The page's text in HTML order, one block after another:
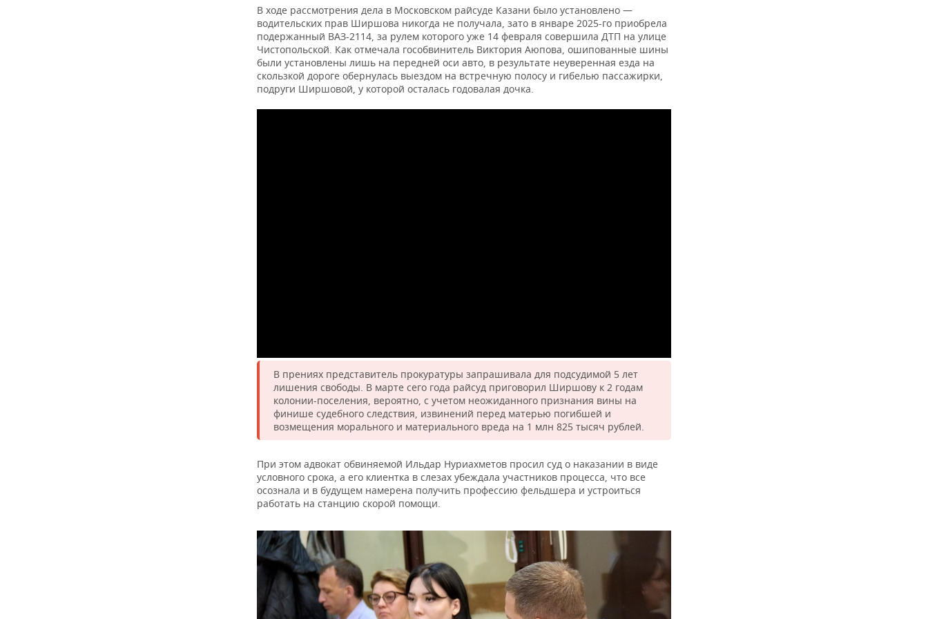
В ходе рассмотрения дела в Московском райсуде Казани было установлено —
водительских прав Ширшова никогда не получала, зато в январе 2025-го приобрела
подержанный ВАЗ-2114, за рулем которого уже 14 февраля совершила ДТП на улице
Чистопольской. Как отмечала гособвинитель Виктория Аюпова, ошипованные шины
были установлены лишь на передней оси авто, в результате неуверенная езда на
скользкой дороге обернулась выездом на встречную полосу и гибелью пассажирки,
подруги Ширшовой, у которой осталась годовалая дочка.
В прениях представитель прокуратуры запрашивала для подсудимой 5 лет
лишения свободы. В марте сего года райсуд приговорил Ширшову к 2 годам
колонии-поселения, вероятно, с учетом неожиданного признания вины на
финише судебного следствия, извинений перед матерью погибшей и
возмещения морального и материального вреда на 1 млн 825 тысяч рублей.
При этом адвокат обвиняемой Ильдар Нуриахметов просил суд о наказании в виде
условного срока, а его клиентка в слезах убеждала участников процесса, что все
осознала и в будущем намерена получить профессию фельдшера и устроиться
работать на станцию скорой помощи.